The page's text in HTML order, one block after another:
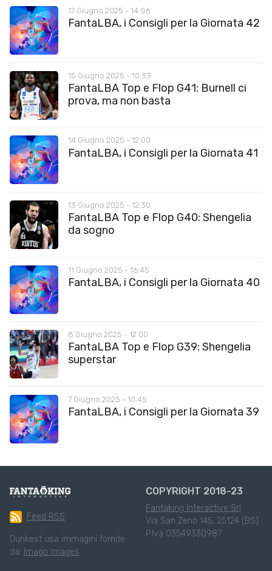
17 Giugno 2025 - 14:06
FantaLBA, i Consigli per la Giornata 42
15 Giugno 2025 - 10:33
FantaLBA Top e Flop G41: Burnell ci
prova, ma non basta
14 Giugno 2025 - 12:00
FantaLBA, i Consigli per la Giornata 41
13 Giugno 2025 - 12:30
FantaLBA Top e Flop G40: Shengelia
da sogno
11 Giugno 2025 - 16:45
FantaLBA, i Consigli per la Giornata 40
8 Giugno 2025 - 12:00
FantaLBA Top e Flop G39: Shengelia
superstar
7 Giugno 2025 - 10:45
FantaLBA, i Consigli per la Giornata 39
Feed RSS
Dunkest usa immagini fornite
da: Imago Images
COPYRIGHT 2018-23
Fantaking Interactive Srl
Via San Zeno 145, 25124 (BS)
P.Iva 03549330987